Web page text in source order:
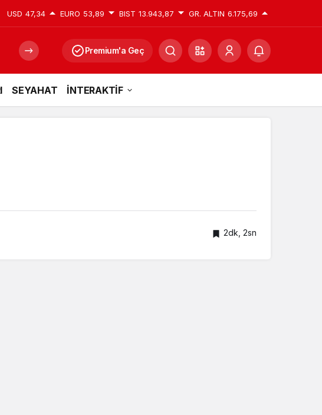
USD 47,34 EURO 53,89 BIST 13.943,87 GR. ALTIN 6.175,69
Premium'a Geç
SEYAHAT İNTERAKTİF
2dk, 2sn